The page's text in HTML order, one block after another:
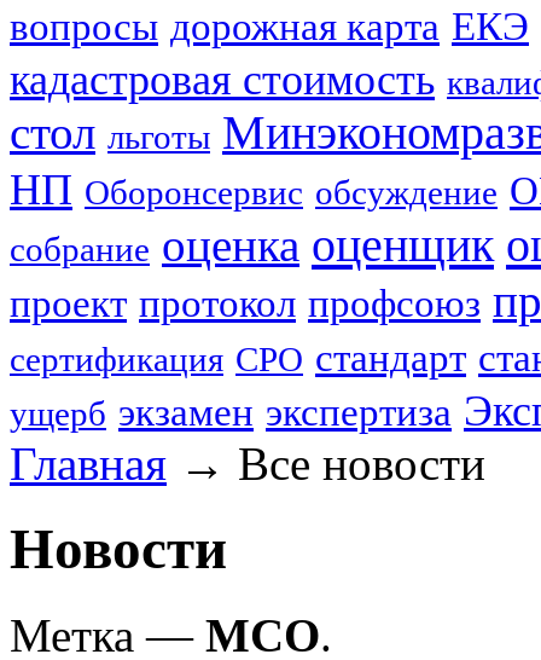
вопросы дорожная карта ЕКЭ
кадастровая стоимость
стол льготы
НП Оборонсервис обсуждение
собрание оценка оценщик
проект протокол профсоюз
сертификация СРО стандарт
ущерб экзамен экспертиза
Главная → Все новости
Новости
Метка — МСО.